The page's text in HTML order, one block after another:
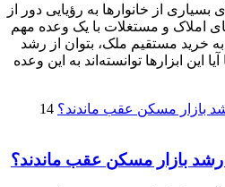
از خانوارها به رؤیایی دور از
املاک و مستغلات با یک وعده مهم
خرید مستقیم ملک، بتوان از رشد
ابزارها توانسته‌اند به این وعده
14
بازار مسکن عقب ماندند؟